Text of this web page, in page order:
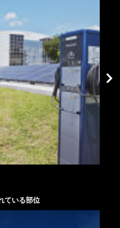
ている部位